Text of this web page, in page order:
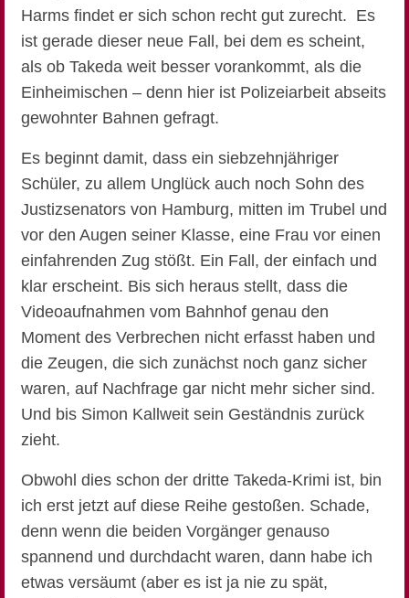
Harms findet er sich schon recht gut zurecht. Es
ist gerade dieser neue Fall, bei dem es scheint,
als ob Takeda weit besser vorankommt, als die
Einheimischen – denn hier ist Polizeiarbeit abseits
gewohnter Bahnen gefragt.
Es beginnt damit, dass ein siebzehnjähriger
Schüler, zu allem Unglück auch noch Sohn des
Justizsenators von Hamburg, mitten im Trubel und
vor den Augen seiner Klasse, eine Frau vor einen
einfahrenden Zug stößt. Ein Fall, der einfach und
klar erscheint. Bis sich heraus stellt, dass die
Videoaufnahmen vom Bahnhof genau den
Moment des Verbrechen nicht erfasst haben und
die Zeugen, die sich zunächst noch ganz sicher
waren, auf Nachfrage gar nicht mehr sicher sind.
Und bis Simon Kallweit sein Geständnis zurück
zieht.
Obwohl dies schon der dritte Takeda-Krimi ist, bin
ich erst jetzt auf diese Reihe gestoßen. Schade,
denn wenn die beiden Vorgänger genauso
spannend und durchdacht waren, dann habe ich
etwas versäumt (aber es ist ja nie zu spät,